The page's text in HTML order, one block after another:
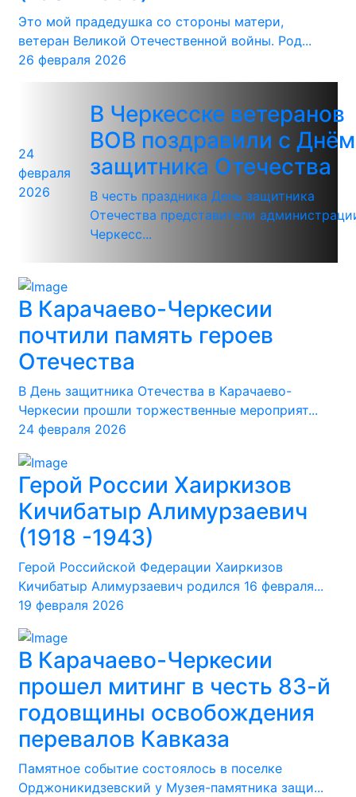
Это мой прадедушка со стороны матери,
ветеран Великой Отечественной войны. Род...
26 февраля 2026
24
февраля
2026
В Черкесске ветеранов
ВОВ поздравили с Днём
защитника Отечества
В честь праздника День защитника
Отечества представители
Черкесс...
В Карачаево-Черкесии
почтили память героев
Отечества
В День защитника Отечества в Карачаево-
Черкесии прошли торжественные мероприят...
24 февраля 2026
Герой России Хаиркизов
Кичибатыр Алимурзаевич
(1918 -1943)
Герой Российской Федерации Хаиркизов
Кичибатыр Алимурзаевич родился 16 февраля...
19 февраля 2026
В Карачаево-Черкесии
прошел митинг в честь 83-й
годовщины освобождения
перевалов Кавказа
Памятное событие состоялось в поселке
Орджоникидзевский у Музея-памятника защи...